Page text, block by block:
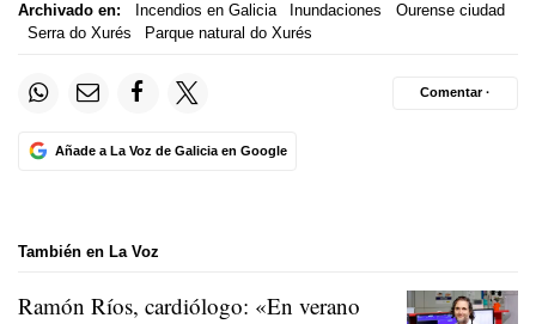
Archivado en: Incendios en Galicia Inundaciones
Ourense ciudad
Serra do Xurés
Parque natural do Xurés
Añade a La Voz de Galicia en Google
Comentar ·
También en La Voz
Ramón Ríos, cardiólogo: «En verano